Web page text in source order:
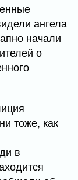
ангела
начали
о
тоже, как
в